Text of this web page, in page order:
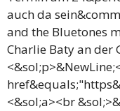
auch da
and the Bluetones
Charlie Baty an der
<&sol;a><br